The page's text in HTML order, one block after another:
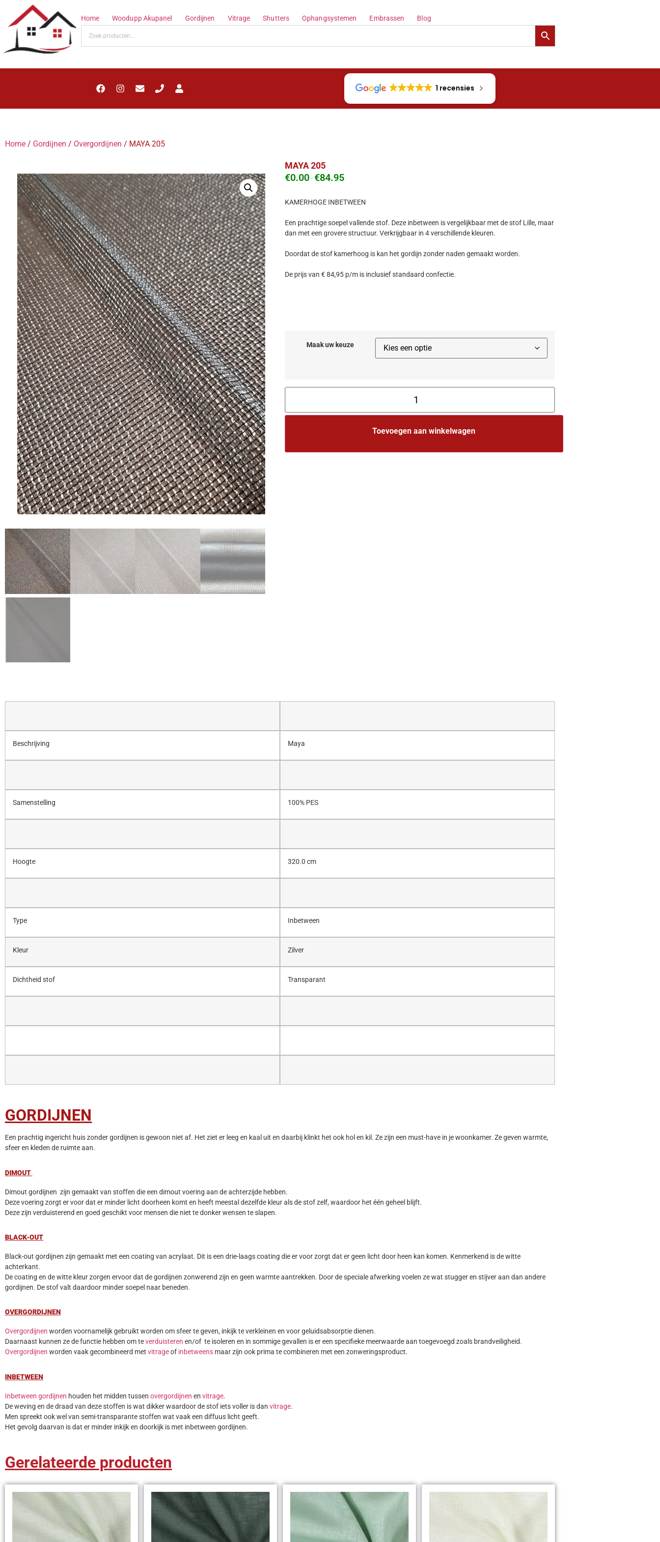
Home Woodupp Akupanel Gordijnen Vitrage Shutters Ophangsystemen Embrassen Blog
1 recensies
Home / Gordijnen / Overgordijnen / MAYA 205
MAYA 205
€0.00-€84.95
KAMERHOGE INBETWEEN
Een prachtige soepel vallende stof. Deze inbetween is vergelijkbaar met de stof Lille, maar
dan met een grovere structuur. Verkrijgbaar in 4 verschillende kleuren.
Doordat de stof kamerhoog is kan het gordijn zonder naden gemaakt worden.
De prijs van € 84,95 p/m is inclusief standaard confectie.
Maak uw keuze
Toevoegen aan winkelwagen
Beschrijving Maya
Samenstelling 100% PES
Hoogte 320.0 cm
Type Inbetween
Kleur Zilver
Dichtheid stof Transparant
GORDIJNEN
Een prachtig ingericht huis zonder gordijnen is gewoon niet af. Het ziet er leeg en kaal uit en daarbij klinkt het ook hol en kil. Ze zijn een must-have in je woonkamer. Ze geven warmte,
sfeer en kleden de ruimte aan.
DIMOUT
Dimout gordijnen zijn gemaakt van stoffen die een dimout voering aan de achterzijde hebben.
Deze voering zorgt er voor dat er minder licht doorheen komt en heeft meestal dezelfde kleur als de stof zelf, waardoor het één geheel blijft.
Deze zijn verduisterend en goed geschikt voor mensen die niet te donker wensen te slapen.
BLACK-OUT
Black-out gordijnen zijn gemaakt met een coating van acrylaat. Dit is een drie-laags coating die er voor zorgt dat er geen licht door heen kan komen. Kenmerkend is de witte
achterkant.
De coating en de witte kleur zorgen ervoor dat de gordijnen zonwerend zijn en geen warmte aantrekken. Door de speciale afwerking voelen ze wat stugger en stijver aan dan andere
gordijnen. De stof valt daardoor minder soepel naar beneden.
OVERGORDIJNEN
Overgordijnen worden voornamelijk gebruikt worden om sfeer te geven, inkijk te verkleinen en voor geluidsabsorptie dienen.
Daarnaast kunnen ze de functie hebben om teverduisteren en/of te isoleren en in sommige gevallen is er een specifieke meerwaarde aan toegevoegd zoals brandveiligheid.
Overgordijnen worden vaak gecombineerd met vitrageof inbetweens maar zijn ook prima te combineren met een zonweringsproduct.
INBETWEEN
Inbetween gordijnen houden het midden tussen overgordijnen en vitrage.
De weving en de draad van deze stoffen is wat dikker waardoor de stof iets voller is dan vitrage.
Men spreekt ook wel van semi-transparante stoffen wat vaak een diffuus licht geeft.
Het gevolg daarvan is dat er minder inkijk en doorkijk is met inbetween gordijnen.
Gerelateerde producten